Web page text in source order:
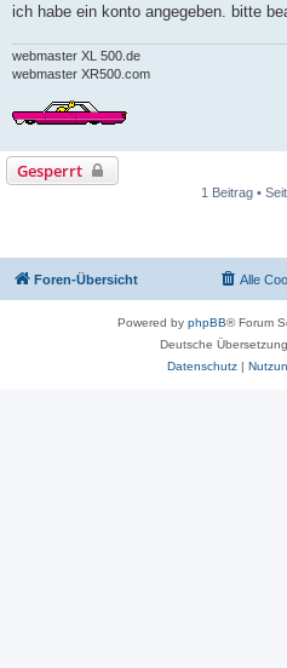
r
ich habe ein konto angegeben. bitte
webmaster XL 500.de
webmaster XR500.com
Gesperrt
1 Beitrag •
Foren-Übersicht Alle
Powered by phpBB® Forum
Deutsche
Datenschutz|